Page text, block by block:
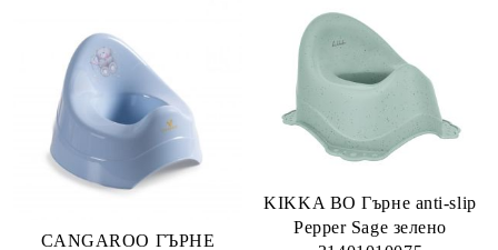
CANGAROO ГЪРНЕ
KIKKA BO Гърне anti-slip
Pepper Sage зелено